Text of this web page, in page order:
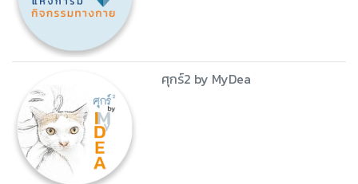
ศุกร์2 by MyDea